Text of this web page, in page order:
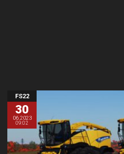
FS22
30
06.2023
09:02